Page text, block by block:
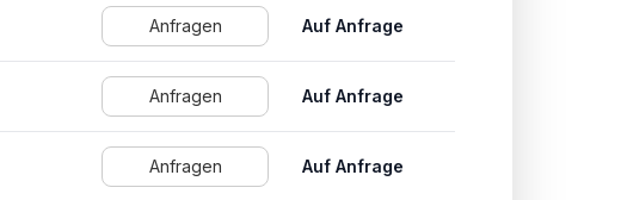
Anfragen Auf Anfrage
Anfragen Auf Anfrage
Anfragen Auf Anfrage